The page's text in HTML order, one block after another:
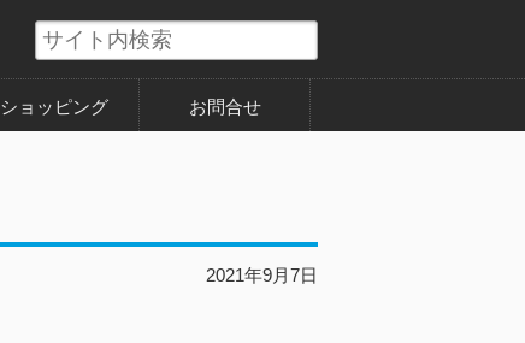
ショッピング お問合せ
2021年9月7日